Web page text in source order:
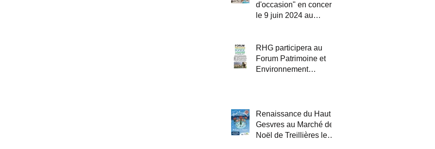
d'occasion" en concert
le 9 juin 2024 au
Haut Gesvres.
RHG participera au
Forum Patrimoine et
Environnement
Renaissance du Haut
Gesvres au Marché de
Noël de Treillières le